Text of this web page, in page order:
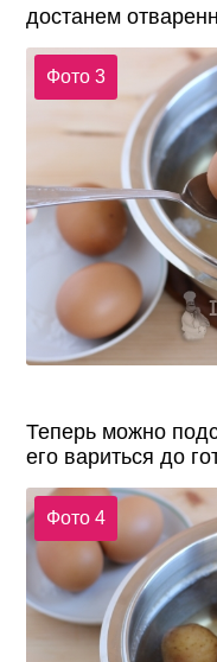
достанем
Фото 3
Теперь можно
его вариться до
Фото 4